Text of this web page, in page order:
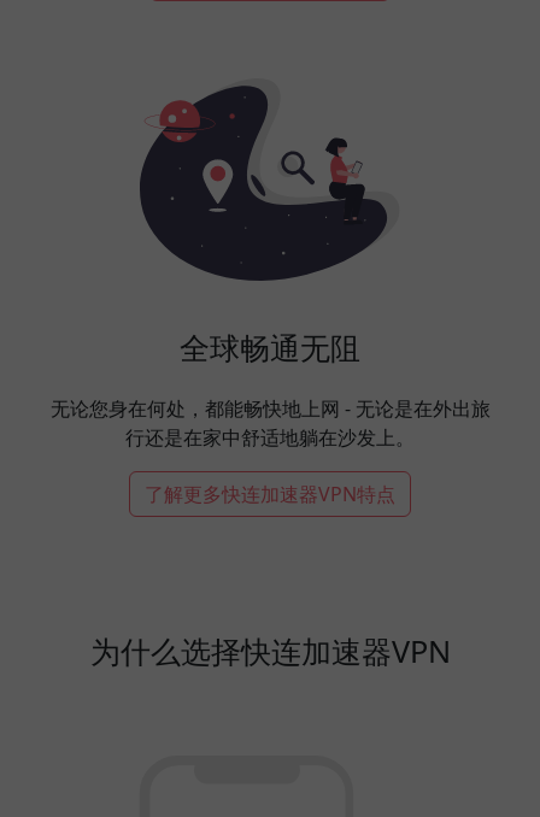
全球畅通无阻
无论您身在何处，都能畅快地上网 - 无论是在外出旅
行还是在家中舒适地躺在沙发上。
了解更多快连加速器VPN特点
为什么选择快连加速器VPN